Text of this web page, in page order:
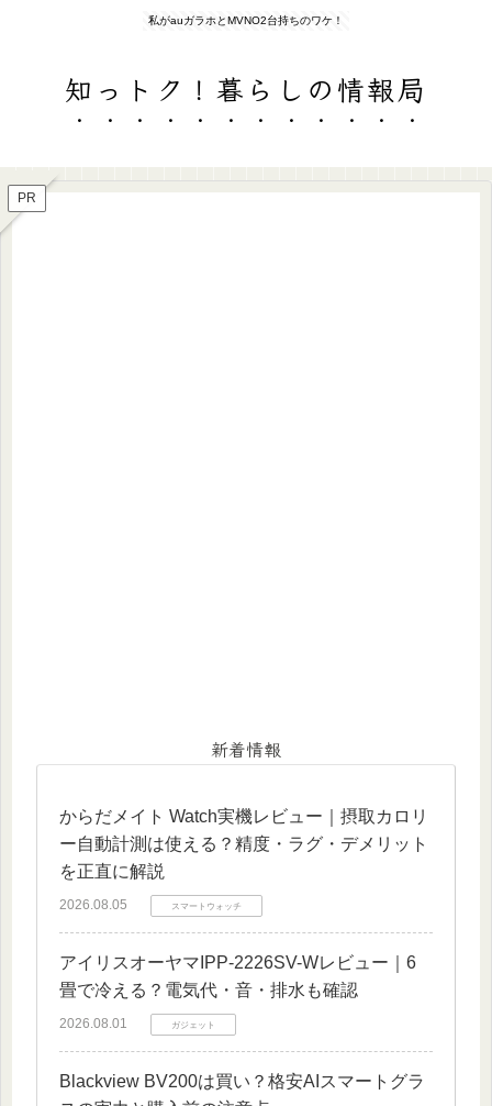
私がauガラホとMVNO2台持ちのワケ！
知っトク！暮らしの情報局
PR
新着情報
からだメイト Watch実機レビュー｜摂取カロリ
ー自動計測は使える？精度・ラグ・デメリット
を正直に解説
2026.08.05 スマートウォッチ
アイリスオーヤマIPP-2226SV-Wレビュー｜6
畳で冷える？電気代・音・排水も確認
2026.08.01 ガジェット
Blackview BV200は買い？格安AIスマートグラ